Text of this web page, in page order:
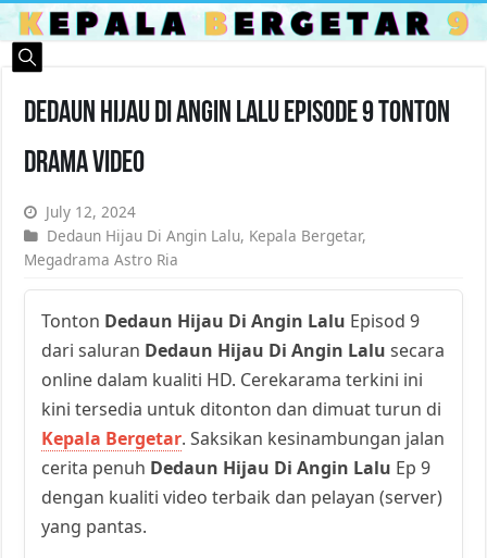
Dedaun Hijau Di Angin Lalu Episode 9 Tonton
Drama Video
July 12, 2024
Dedaun Hijau Di Angin Lalu, Kepala Bergetar,
Megadrama Astro Ria
Tonton Dedaun Hijau Di Angin Lalu Episod 9
dari saluran Dedaun Hijau Di Angin Lalu secara
online dalam kualiti HD. Cerekarama terkini ini
kini tersedia untuk ditonton dan dimuat turun di
Kepala Bergetar. Saksikan kesinambungan jalan
cerita penuh Dedaun Hijau Di Angin Lalu Ep 9
dengan kualiti video terbaik dan pelayan (server)
yang pantas.